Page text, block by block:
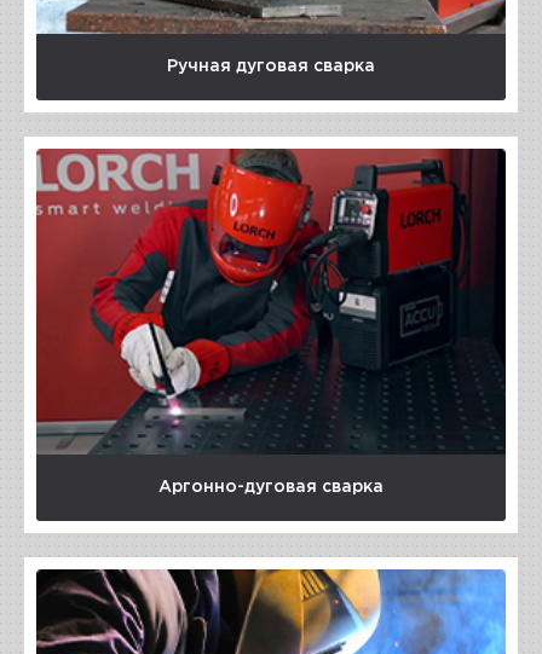
Ручная дуговая сварка
Аргонно-дуговая сварка